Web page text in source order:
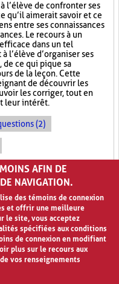
l’élève de confronter ses
qu’il aimerait savoir et ce
entre ses connaissances
Le recours à un
efficace dans un tel
l’élève d’organiser ses
de ce qui pique sa
de la leçon. Cette
de découvrir les
les corriger, tout en
leur intérêt.
(2)
AFIN DE
NAVIGATION.
des témoins de connexion
et offrir une meilleure
le site, vous acceptez
spécifiées aux conditions
de connexion en modifiant
plus sur le recours aux
vos renseignements